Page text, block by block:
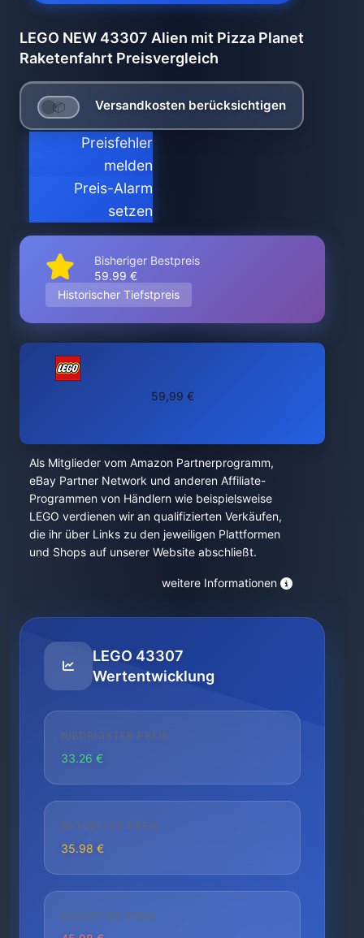
LEGO NEW 43307 Alien mit Pizza Planet
Raketenfahrt Preisvergleich
Versandkosten berücksichtigen
Preisfehler
melden
Preis-Alarm
setzen
Bisheriger Bestpreis
59.99 €
Historischer Tiefstpreis
59,99 €
Als Mitglieder vom Amazon Partnerprogramm,
eBay Partner Network und anderen Affiliate-
Programmen von Händlern wie beispielsweise
LEGO verdienen wir an qualifizierten Verkäufen,
die ihr über Links zu den jeweiligen Plattformen
und Shops auf unserer Website abschließt.
weitere Informationen
LEGO 43307
Wertentwicklung
NIEDRIGSTER PREIS
33.26 €
AKTUELLER PREIS
35.98 €
HÖCHSTER PREIS